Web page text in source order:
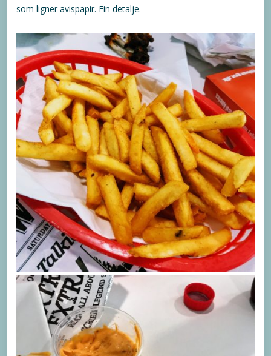
som ligner avispapir. Fin detalje.